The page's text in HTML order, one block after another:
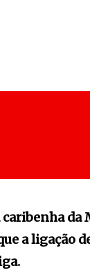
da
a ligação